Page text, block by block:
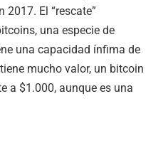
2017. El “rescate”
una especie de
una capacidad ínfima de
mucho valor, un bitcoin
a $1.000, aunque es una